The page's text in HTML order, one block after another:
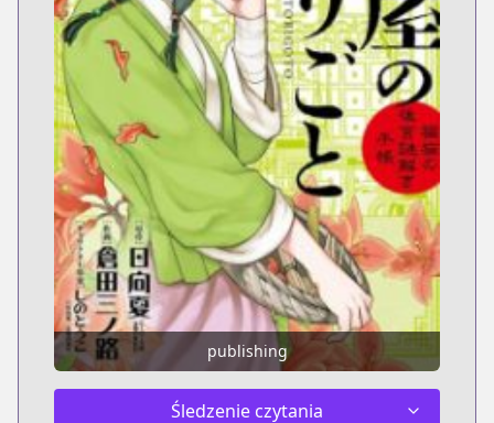
publishing
Śledzenie czytania